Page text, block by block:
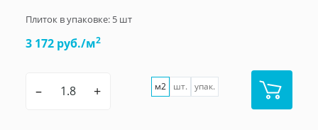
Плиток в упаковке: 5 шт
3 172 руб./м2
– + м2 шт. упак.